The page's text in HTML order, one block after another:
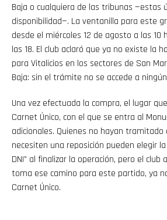
Baja o cualquiera de las tribunas —estas
disponibilidad—. La ventanilla para este
desde el miércoles 12 de agosto a las 10
las 18. El club aclaró que ya no existe la
para Vitalicios en los sectores de San
Baja: sin el trámite no se accede a
Una vez efectuada la compra, el lugar
Carnet Único, con el que se entra al
adicionales. Quienes no hayan tramitado
necesiten una reposición pueden elegir
DNI” al finalizar la operación, pero el club
toma ese camino para este partido, ya
Carnet Único.